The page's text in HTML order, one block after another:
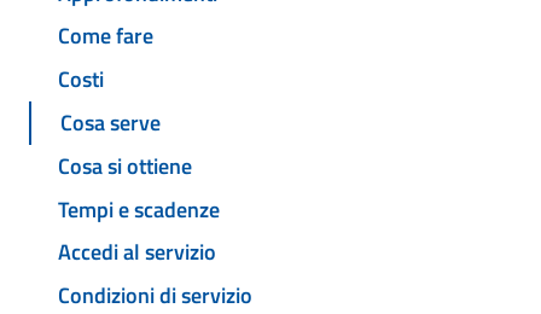
Come fare
Costi
Cosa serve
Cosa si ottiene
Tempi e scadenze
Accedi al servizio
Condizioni di servizio